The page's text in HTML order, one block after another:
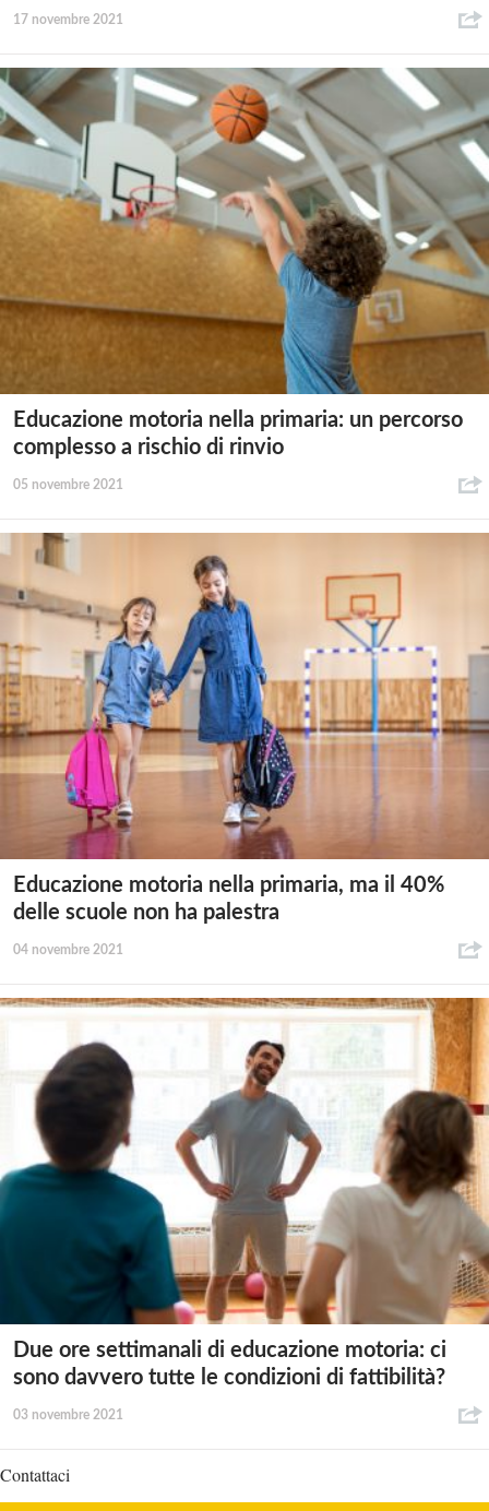
17 novembre 2021
Educazione motoria nella primaria: un percorso
complesso a rischio di rinvio
05 novembre 2021
Educazione motoria nella primaria, ma il 40%
delle scuole non ha palestra
04 novembre 2021
Due ore settimanali di educazione motoria: ci
sono davvero tutte le condizioni di fattibilità?
03 novembre 2021
Contattaci